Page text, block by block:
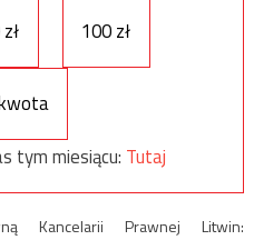
100 zł
tym miesiącu: Tutaj
Kancelarii Prawnej Litwin: